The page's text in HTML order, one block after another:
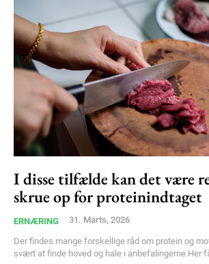
I disse tilfælde kan det være
skrue op for proteinindtaget
ERNÆRING 31. Marts, 2026
Der findes mange forskellige råd om protein og
svært at finde hoved og hale i anbefalingerne.Her